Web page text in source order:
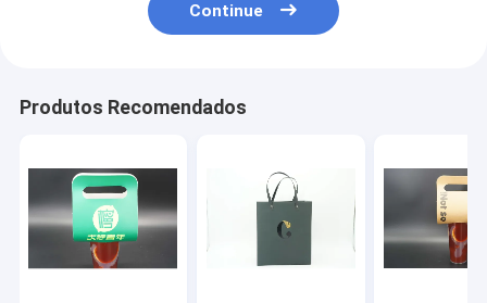
Continue
Produtos Recomendados